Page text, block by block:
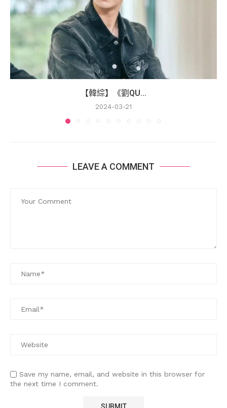
【韓綜】《劉QU...
2024-03-21
LEAVE A COMMENT
Save my name, email, and website in this browser for
the next time I comment.